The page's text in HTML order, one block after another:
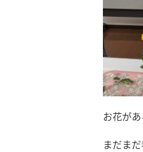
お花が
まだま